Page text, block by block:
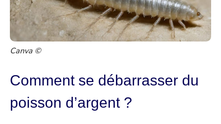
Canva ©
Comment se débarrasser du
poisson d’argent ?